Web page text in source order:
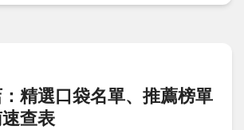
精選口袋名單、推薦榜單
查表